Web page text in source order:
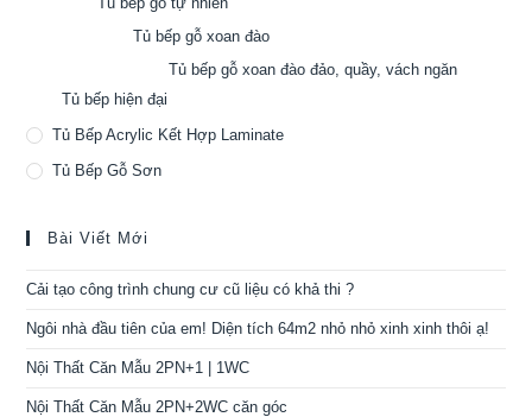
Tủ bếp gỗ xoan đào
Tủ bếp gỗ xoan đào đảo, quầy, vách ngăn
Tủ bếp hiện đại
Tủ Bếp Acrylic Kết Hợp Laminate
Tủ Bếp Gỗ Sơn
Bài Viết Mới
Cải tạo công trình chung cư cũ liệu có khả thi ?
Ngôi nhà đầu tiên của em! Diện tích 64m2 nhỏ nhỏ xinh xinh thôi ạ!
Nội Thất Căn Mẫu 2PN+1 | 1WC
Nội Thất Căn Mẫu 2PN+2WC căn góc